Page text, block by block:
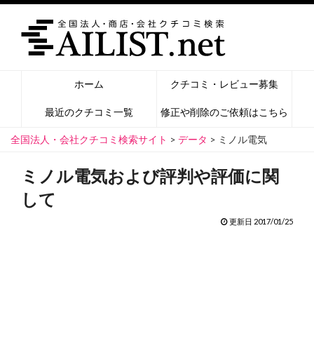
ホーム クチコミ・レビュー募集
最近のクチコミ一覧 修正や削除のご依頼はこちら
全国法人・会社クチコミ検索サイト > データ > ミノル電気
ミノル電気および評判や評価に関
して
更新日 2017/01/25